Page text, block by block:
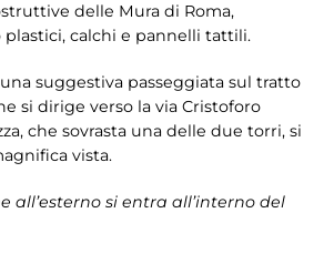
delle Mura di Roma,
plastici, calchi e pannelli tattili.
suggestiva passeggiata sul tratto
si dirige verso la via Cristoforo
che sovrasta una delle due torri, si
vista.
all’esterno si entra all’interno del